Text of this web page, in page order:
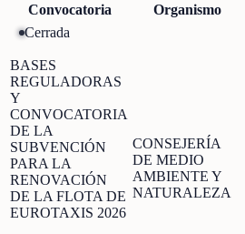
Convocatoria
Organismo
Cerrada
BASES
REGULADORAS
Y
CONVOCATORIA
DE LA
SUBVENCIÓN
PARA LA
RENOVACIÓN
DE LA FLOTA DE
EUROTAXIS 2026
CONSEJERÍA
DE MEDIO
AMBIENTE Y
NATURALEZA